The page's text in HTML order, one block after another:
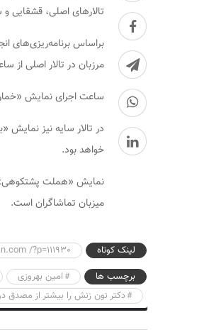
تالارهای اصلی، قشقایی
براساس برنامه‌ریزی‌های
مرزبان در تالار اصلی از ساعت ۱۹:۳۰ به ساعت ۲۰:۳۰
ساعت اجرای نمایش «خماری» به
خواهد بود.
میزبان تماشاگران است.
لینک کوتاه
/?p=111930
برچسب ها
امین بهروزی
دکتر نون زنش را بیشتر از مصدق